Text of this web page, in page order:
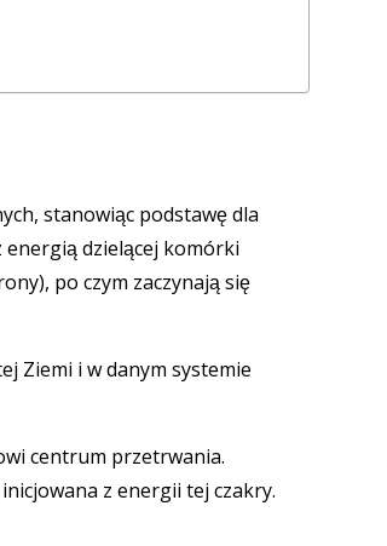
stanowiąc podstawę dla
energią dzielącej komórki
po czym zaczynają się
Ziemi i w danym systemie
centrum przetrwania.
z energii tej czakry.